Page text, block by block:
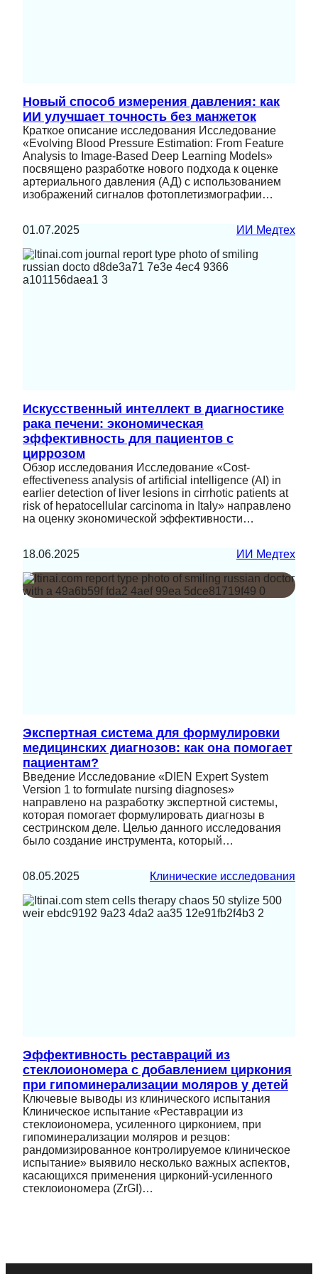
Новый способ измерения давления: как
ИИ улучшает точность без манжеток
Краткое описание исследования Исследование
«Evolving Blood Pressure Estimation: From Feature
Analysis to Image-Based Deep Learning Models»
посвящено разработке нового подхода к оценке
артериального давления (АД) с использованием
изображений сигналов фотоплетизмографии…
01.07.2025 ИИ Медтех
Искусственный интеллект в диагностике
рака печени: экономическая
эффективность для пациентов с
циррозом
Обзор исследования Исследование «Cost-
effectiveness analysis of artificial intelligence (AI) in
earlier detection of liver lesions in cirrhotic patients at
risk of hepatocellular carcinoma in Italy» направлено
на оценку экономической эффективности…
18.06.2025 ИИ Медтех
Экспертная система для формулировки
медицинских диагнозов: как она помогает
пациентам?
Введение Исследование «DIEN Expert System
Version 1 to formulate nursing diagnoses»
направлено на разработку экспертной системы,
которая помогает формулировать диагнозы в
сестринском деле. Целью данного исследования
было создание инструмента, который…
08.05.2025 Клинические исследования
Эффективность реставраций из
стеклоиономера с добавлением циркония
при гипоминерализации моляров у детей
Ключевые выводы из клинического испытания
Клиническое испытание «Реставрации из
стеклоиономера, усиленного цирконием, при
гипоминерализации моляров и резцов:
рандомизированное контролируемое клиническое
испытание» выявило несколько важных аспектов,
касающихся применения цирконий-усиленного
стеклоиономера (ZrGI)…